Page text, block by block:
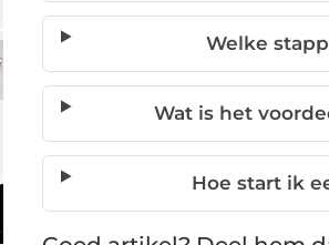
Welke
Wat is het
Hoe start ik